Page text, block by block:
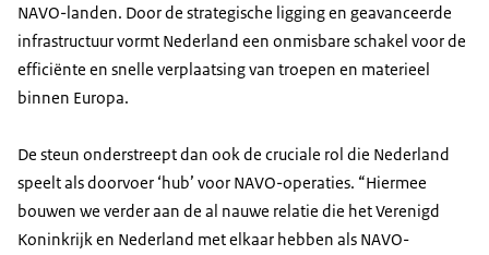
NAVO-landen. Door de strategische ligging en geavanceerde
infrastructuur vormt Nederland een onmisbare schakel voor de
efficiënte en snelle verplaatsing van troepen en materieel
binnen Europa.
De steun onderstreept dan ook de cruciale rol die Nederland
speelt als doorvoer ‘hub’ voor NAVO-operaties. “Hiermee
bouwen we verder aan de al nauwe relatie die het Verenigd
Koninkrijk en Nederland met elkaar hebben als NAVO-